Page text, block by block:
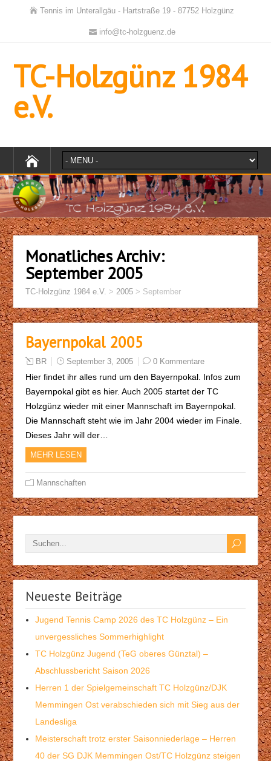
Tennis im Unterallgäu - Hartstraße 19 - 87752 Holzgünz
info@tc-holzguenz.de
TC-Holzgünz 1984
e.V.
Monatliches Archiv:
September 2005
TC-Holzgünz 1984 e.V. > 2005 > September
Bayernpokal 2005
BR September 3, 2005 0 Kommentare
Hier findet ihr alles rund um den Bayernpokal. Infos zum
Bayernpokal gibt es hier. Auch 2005 startet der TC
Holzgünz wieder mit einer Mannschaft im Bayernpokal.
Die Mannschaft steht wie im Jahr 2004 wieder im Finale.
Dieses Jahr will der…
MEHR LESEN
Mannschaften
Neueste Beiträge
Jugend Tennis Camp 2026 des TC Holzgünz – Ein
unvergessliches Sommerhighlight
TC Holzgünz Jugend (TeG oberes Günztal) –
Abschlussbericht Saison 2026
Herren 1 der Spielgemeinschaft TC Holzgünz/DJK
Memmingen Ost verabschieden sich mit Sieg aus der
Landesliga
Meisterschaft trotz erster Saisonniederlage – Herren
40 der SG DJK Memmingen Ost/TC Holzgünz steigen